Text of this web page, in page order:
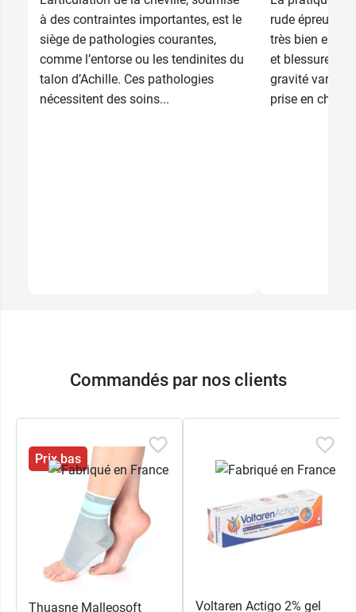
12,99 € 5 9,99 €
à des contraintes importantes, est le
siège de pathologies courantes,
comme l’entorse ou les tendinites du
talon d’Achille. Ces pathologies
nécessitent des soins...
rude épreuve,
très bien
et blessures
gravité
prise en
Commandés par nos clients
Prix bas
Thuasne Malleosoft
Voltaren Actigo 2% gel